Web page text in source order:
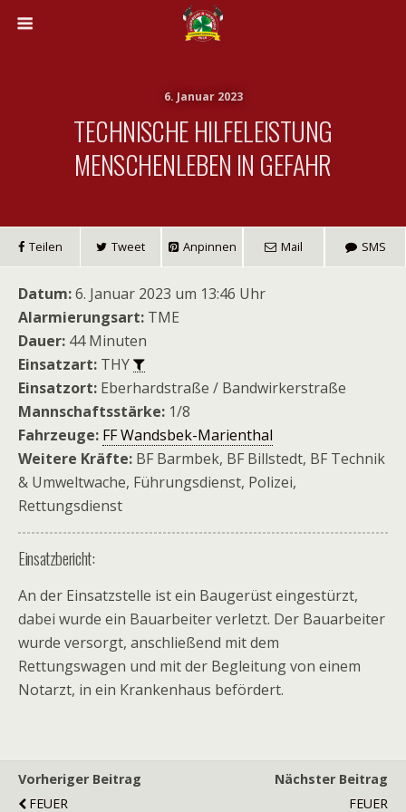
6. Januar 2023
TECHNISCHE HILFELEISTUNG
MENSCHENLEBEN IN GEFAHR
Teilen Tweet Anpinnen Mail SMS
Datum:6. Januar 2023 um 13:46 Uhr
Alarmierungsart: TME
Dauer: 44 Minuten
Einsatzart: THY
Einsatzort: Eberhardstraße / Bandwirkerstraße
Mannschaftsstärke: 1/8
Fahrzeuge: FF Wandsbek-Marienthal
Weitere Kräfte: BF Barmbek, BF Billstedt, BF Technik
& Umweltwache, Führungsdienst, Polizei,
Rettungsdienst
Einsatzbericht:
An der Einsatzstelle ist ein Baugerüst eingestürzt,
dabei wurde ein Bauarbeiter verletzt. Der Bauarbeiter
wurde versorgt, anschließend mit dem
Rettungswagen und mit der Begleitung von einem
Notarzt, in ein Krankenhaus befördert.
Vorheriger Beitrag
FEUER
Nächster Beitrag
FEUER